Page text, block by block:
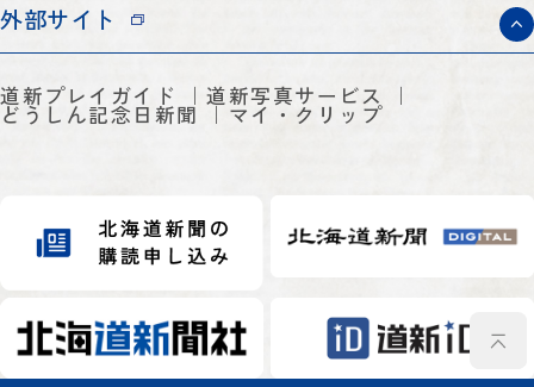
外部サイト
道新プレイガイド 道新写真サービス
どうしん記念日新聞 マイ・クリップ